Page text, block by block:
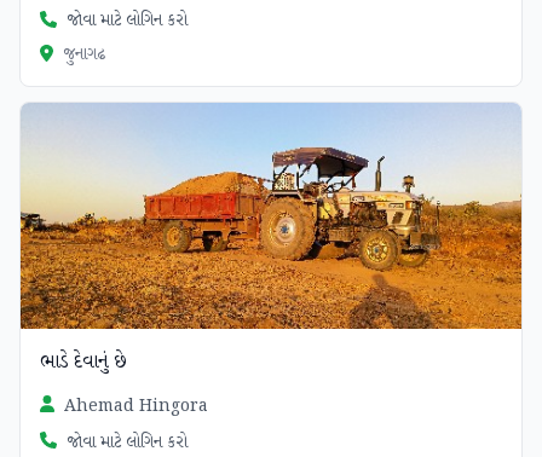
જોવા માટે લોગિન કરો
જુનાગઢ
ભાડે દેવાનું છે
Ahemad Hingora
જોવા માટે લોગિન કરો